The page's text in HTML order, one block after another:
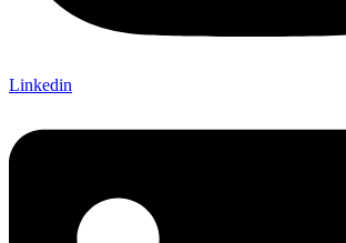
Linkedin